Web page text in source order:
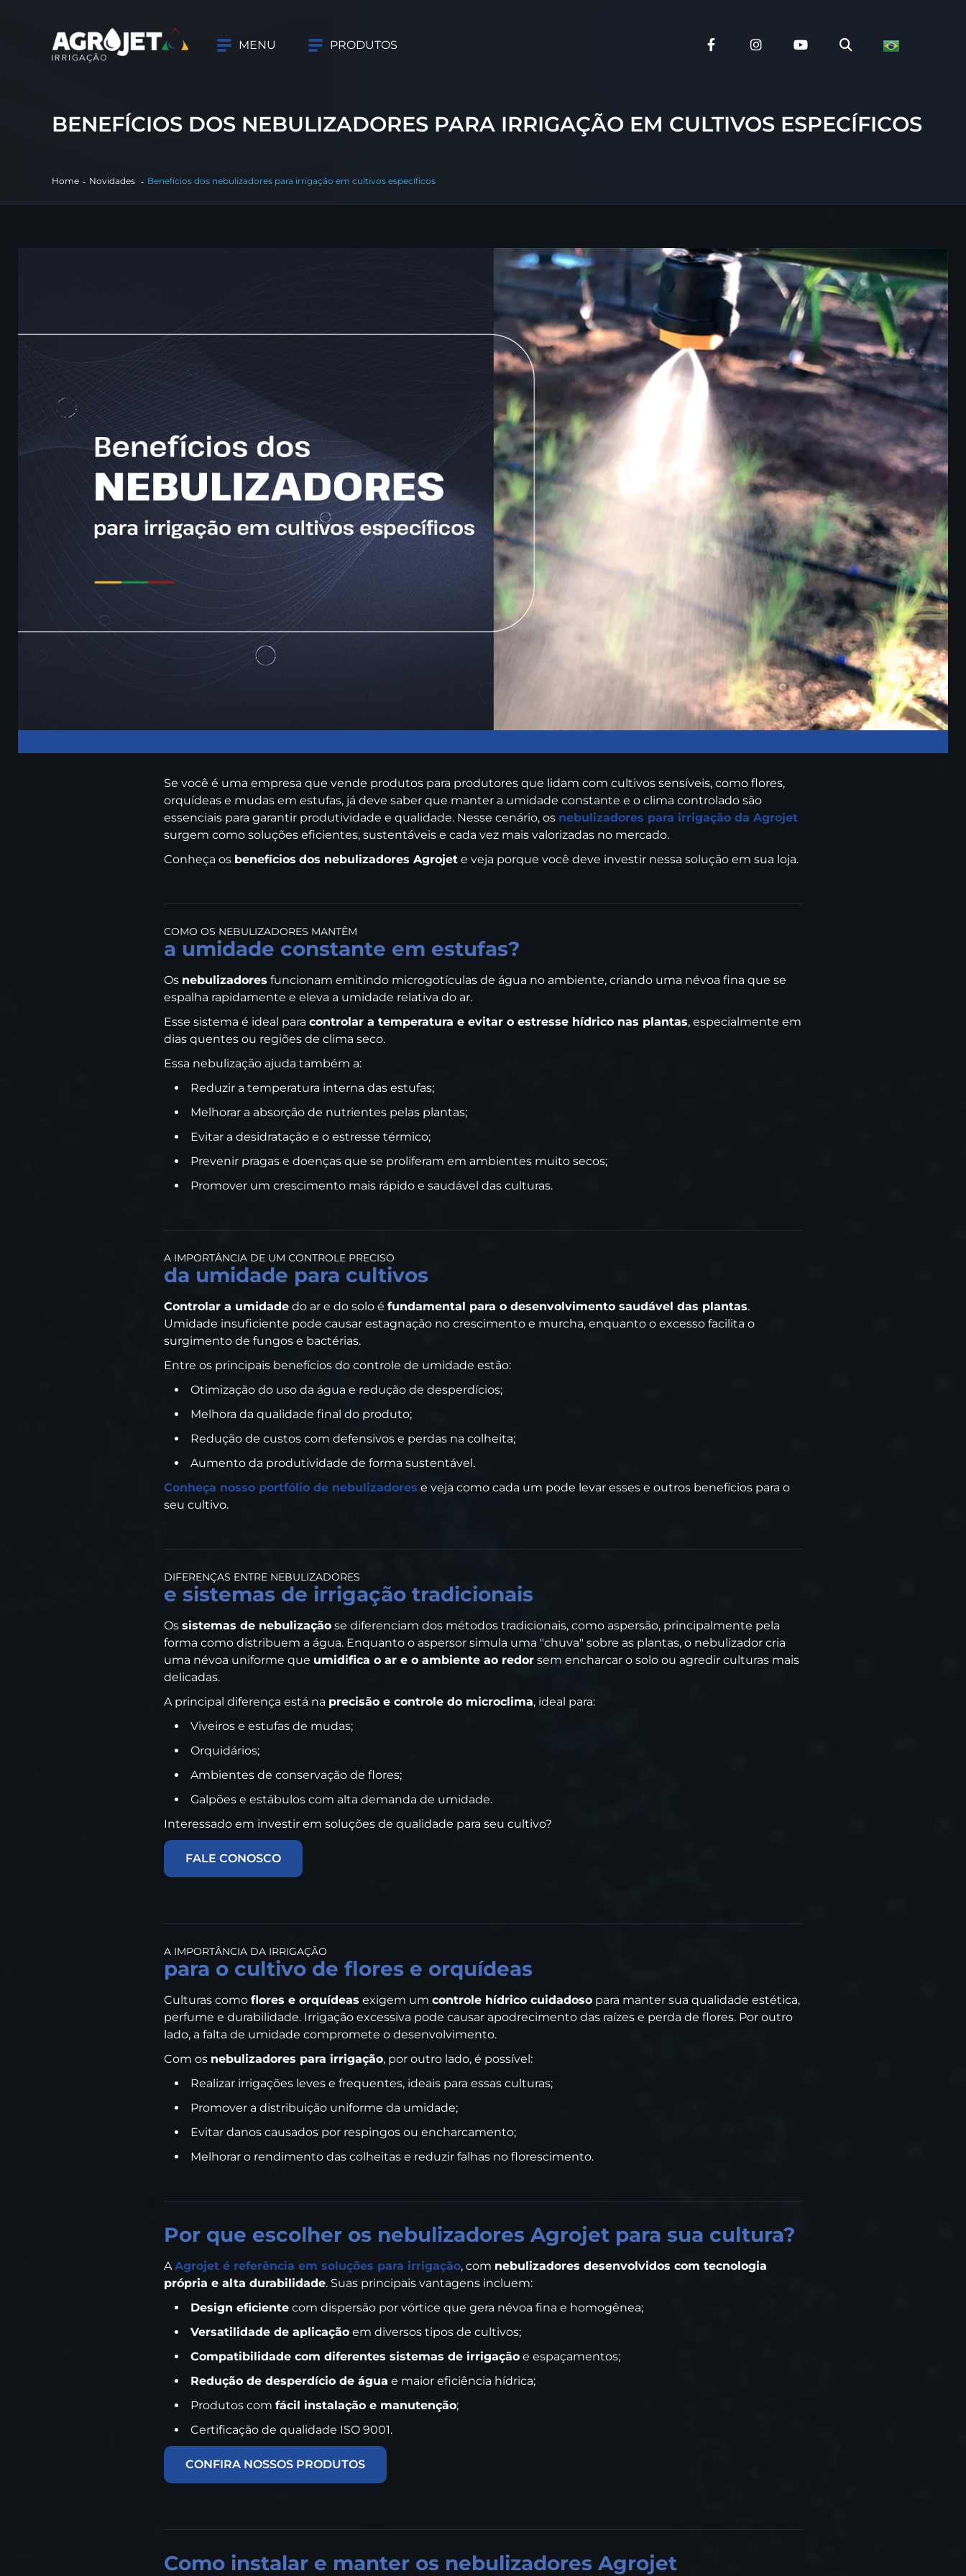
MENU PRODUTOS
BENEFÍCIOS DOS NEBULIZADORES PARA IRRIGAÇÃO EM CULTIVOS ESPECÍFICOS
Home Novidades Benefícios dos nebulizadores para irrigação em cultivos específicos
Se você é uma empresa que vende produtos para produtores que lidam com cultivos sensíveis, como flores,
orquídeas e mudas em estufas, já deve saber que manter a umidade constante e o clima controlado são
essenciais para garantir produtividade e qualidade. Nesse cenário, os nebulizadores para irrigação da Agrojet
surgem como soluções eficientes, sustentáveis e cada vez mais valorizadas no mercado.
Conheça os benefícios dos nebulizadores Agrojet e veja porque você deve investir nessa solução em sua loja.
COMO OS NEBULIZADORES MANTÊM
a umidade constante em estufas?
Os nebulizadores funcionam emitindo microgotículas de água no ambiente, criando uma névoa fina que se
espalha rapidamente e eleva a umidade relativa do ar.
Esse sistema é ideal para controlar a temperatura e evitar o estresse hídrico nas plantas, especialmente em
dias quentes ou regiões de clima seco.
Essa nebulização ajuda também a:
Reduzir a temperatura interna das estufas;
Melhorar a absorção de nutrientes pelas plantas;
Evitar a desidratação e o estresse térmico;
Prevenir pragas e doenças que se proliferam em ambientes muito secos;
Promover um crescimento mais rápido e saudável das culturas.
A IMPORTÂNCIA DE UM CONTROLE PRECISO
da umidade para cultivos
Controlar a umidade do ar e do solo é fundamental para o desenvolvimento saudável das plantas.
Umidade insuficiente pode causar estagnação no crescimento e murcha, enquanto o excesso facilita o
surgimento de fungos e bactérias.
Entre os principais benefícios do controle de umidade estão:
Otimização do uso da água e redução de desperdícios;
Melhora da qualidade final do produto;
Redução de custos com defensivos e perdas na colheita;
Aumento da produtividade de forma sustentável.
Conheça nosso portfólio de nebulizadores e veja como cada um pode levar esses e outros benefícios para o
seu cultivo.
DIFERENÇAS ENTRE NEBULIZADORES
e sistemas de irrigação tradicionais
Os sistemas de nebulização se diferenciam dos métodos tradicionais, como aspersão, principalmente pela
forma como distribuem a água. Enquanto o aspersor simula uma "chuva" sobre as plantas, o nebulizador cria
uma névoa uniforme que umidifica o ar e o ambiente ao redor sem encharcar o solo ou agredir culturas mais
delicadas.
A principal diferença está na precisão e controle do microclima, ideal para:
Viveiros e estufas de mudas;
Orquidários;
Ambientes de conservação de flores;
Galpões e estábulos com alta demanda de umidade.
Interessado em investir em soluções de qualidade para seu cultivo?
FALE CONOSCO
A IMPORTÂNCIA DA IRRIGAÇÃO
para o cultivo de flores e orquídeas
Culturas como flores e orquídeas exigem um controle hídrico cuidadoso para manter sua qualidade estética,
perfume e durabilidade. Irrigação excessiva pode causar apodrecimento das raízes e perda de flores. Por outro
lado, a falta de umidade compromete o desenvolvimento.
Com os nebulizadores para irrigação, por outro lado, é possível:
Realizar irrigações leves e frequentes, ideais para essas culturas;
Promover a distribuição uniforme da umidade;
Evitar danos causados por respingos ou encharcamento;
Melhorar o rendimento das colheitas e reduzir falhas no florescimento.
Por que escolher os nebulizadores Agrojet para sua cultura?
AAgrojet é referência em soluções para irrigação, com nebulizadores desenvolvidos com tecnologia
própria e alta durabilidade. Suas principais vantagens incluem:
Design eficiente com dispersão por vórtice que gera névoa fina e homogênea;
Versatilidade de aplicação em diversos tipos de cultivos;
Compatibilidade com diferentes sistemas de irrigação e espaçamentos;
Redução de desperdício de água e maior eficiência hídrica;
Produtos com fácil instalação e manutenção;
Certificação de qualidade ISO 9001.
CONFIRA NOSSOS PRODUTOS
Como instalar e manter os nebulizadores Agrojet